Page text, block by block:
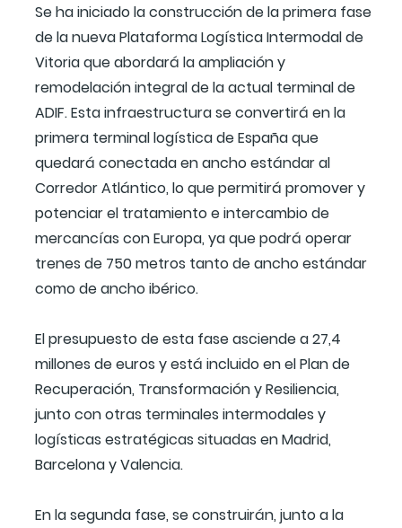
Se ha iniciado la construcción de la primera fase
de la nueva Plataforma Logística Intermodal de
Vitoria que abordará la ampliación y
remodelación integral de la actual terminal de
ADIF. Esta infraestructura se convertirá en la
primera terminal logística de España que
quedará conectada en ancho estándar al
Corredor Atlántico, lo que permitirá promover y
potenciar el tratamiento e intercambio de
mercancías con Europa, ya que podrá operar
trenes de 750 metros tanto de ancho estándar
como de ancho ibérico.
El presupuesto de esta fase asciende a 27,4
millones de euros y está incluido en el Plan de
Recuperación, Transformación y Resiliencia,
junto con otras terminales intermodales y
logísticas estratégicas situadas en Madrid,
Barcelona y Valencia.
En la segunda fase, se construirán, junto a la